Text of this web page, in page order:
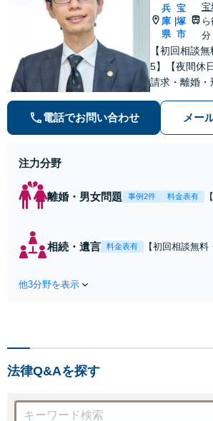
兵
庫
県
|
宝
塚
市
宝
分
【初回相談
5】【夜間休
請求・離婚・
数。オーダ
題解決や事
電話でお問い合わせ メー
注力分野
離婚・男女問題 事例2件 料金表有
相続・遺言 料金表有
【初回相談無料
【地域密着】
他3分野を表示
法律Q&Aを探す